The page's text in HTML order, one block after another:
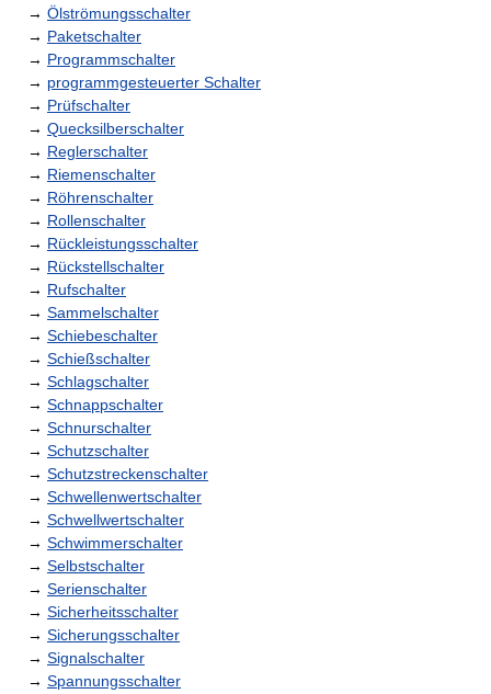
→ Ölströmungsschalter
→ Paketschalter
→ Programmschalter
→ programmgesteuerter Schalter
→ Prüfschalter
→ Quecksilberschalter
→ Reglerschalter
→ Riemenschalter
→ Röhrenschalter
→ Rollenschalter
→ Rückleistungsschalter
→ Rückstellschalter
→ Rufschalter
→ Sammelschalter
→ Schiebeschalter
→ Schießschalter
→ Schlagschalter
→ Schnappschalter
→ Schnurschalter
→ Schutzschalter
→ Schutzstreckenschalter
→ Schwellenwertschalter
→ Schwellwertschalter
→ Schwimmerschalter
→ Selbstschalter
→ Serienschalter
→ Sicherheitsschalter
→ Sicherungsschalter
→ Signalschalter
→ Spannungsschalter